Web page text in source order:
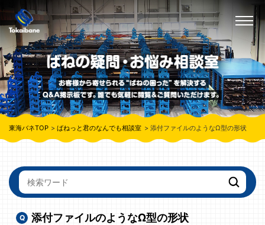
東海バネTOP ばねっと君のなんでも相談室 添付ファイルのようなΩ型の形状
添付ファイルのようなΩ型の形状